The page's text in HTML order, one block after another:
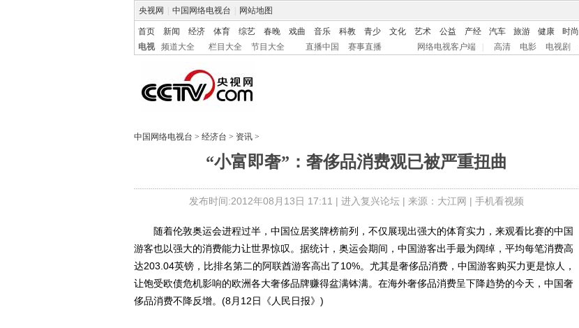
央视网 中国网络电视台 网站地图
首页 新闻 经济 体育 综艺 春晚 戏曲 音乐 科教 青少 文化 艺术 公益 产经 汽车 旅游 健康 时尚
电视
频道大全 栏目大全 节目大全 直播中国 赛事直播 网络电视客户端 高清 电影 电视剧
中国网络电视台 > 经济台 > 资讯 >
“小富即奢”：奢侈品消费观已被严重扭曲
发布时间:2012年08月13日 17:11 | 进入复兴论坛| 来源：大江网 | 手机看视频
随着伦敦奥运会进程过半，中国位居奖牌榜前列，不仅展现出强大的体育实力，来观看比赛的中国
游客也以强大的消费能力让世界惊叹。据统计，奥运会期间，中国游客出手最为阔绰，平均每笔消费高
达203.04英镑，比排名第二的阿联酋游客高出了10%。尤其是奢侈品消费，中国游客购买力更是惊人，
让饱受欧债危机影响的欧洲各大奢侈品牌赚得盆满钵满。在海外奢侈品消费呈下降趋势的今天，中国奢
侈品消费不降反增。(8月12日《人民日报》)